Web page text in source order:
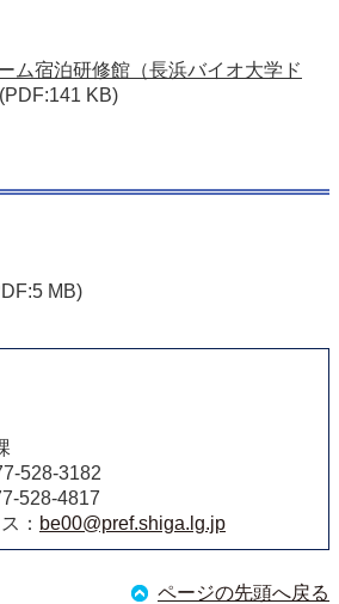
ム宿泊研修館（長浜バイオ大学ド
(PDF:141 KB)
MB)
528-3182
528-4817
： be00@pref.shiga.lg.jp
ページの先頭へ戻る